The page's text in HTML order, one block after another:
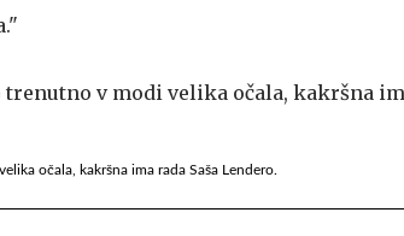
očala, kakršna ima rada Saša Lendero.